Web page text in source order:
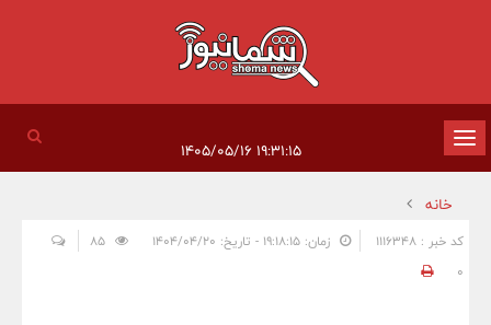
تغییر
وضعیت
ناوبری
۱۹:۳۱:۱۵ ۱۴۰۵/۰۵/۱۶
خانه
کد خبر : 1116348 زمان: ۱۹:۱۸:۱۵ - تاریخ: ۱۴۰۴/۰۴/۲۰
0